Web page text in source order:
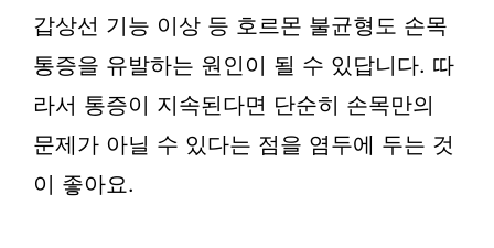
갑상선 기능 이상 등 호르몬 불균형도 손목
통증을 유발하는 원인이 될 수 있답니다. 따
라서 통증이 지속된다면 단순히 손목만의
문제가 아닐 수 있다는 점을 염두에 두는 것
이 좋아요.